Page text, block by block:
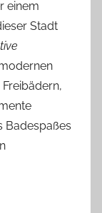
einem
Stadt
Badespaßes